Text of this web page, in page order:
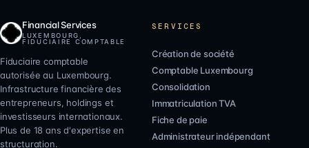
Financial Services
LUXEMBOURG,
FIDUCIAIRE COMPTABLE
Fiduciaire comptable
autorisée au Luxembourg.
Infrastructure financière des
entrepreneurs, holdings et
investisseurs internationaux.
Plus de 18 ans d'expertise en
structuration.
SERVICES
Création de société
Comptable Luxembourg
Consolidation
Immatriculation TVA
Fiche de paie
Administrateur indépendant